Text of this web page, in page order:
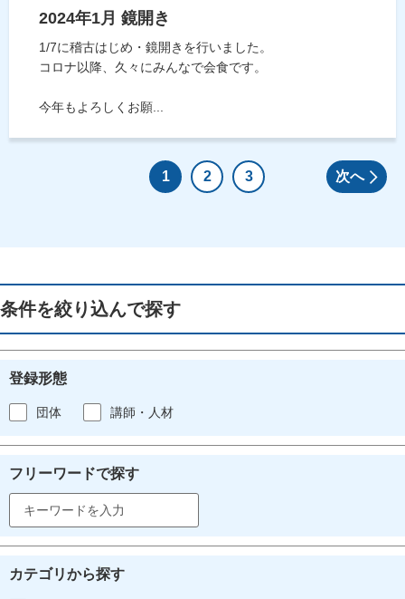
2024年1月 鏡開き
1/7に稽古はじめ・鏡開きを行いました。
コロナ以降、久々にみんなで会食です。
今年もよろしくお願...
1 2 3 次へ
条件を絞り込んで探す
登録形態
団体 講師・人材
フリーワードで探す
カテゴリから探す